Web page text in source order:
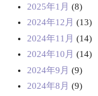
2025年1月 (8)
2024年12月 (13)
2024年11月 (14)
2024年10月 (14)
2024年9月 (9)
2024年8月 (9)